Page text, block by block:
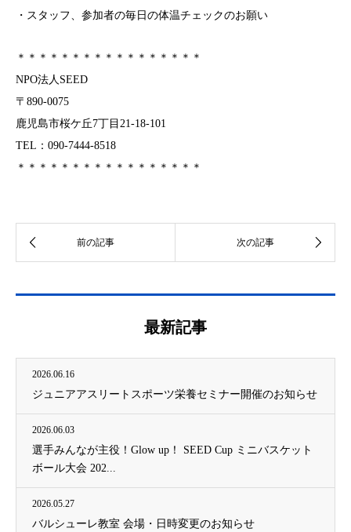
・スタッフ、参加者の毎日の体温チェックのお願い
＊＊＊＊＊＊＊＊＊＊＊＊＊＊＊＊＊
NPO法人SEED
〒890-0075
鹿児島市桜ケ丘7丁目21‐18‐101
TEL：090‐7444‐8518
＊＊＊＊＊＊＊＊＊＊＊＊＊＊＊＊＊
最新記事
2026.06.16
ジュニアアスリートスポーツ栄養セミナー開催のお知らせ
2026.06.03
選手みんなが主役！Glow up！ SEED Cup ミニバスケット
ボール大会 202...
2026.05.27
バルシューレ教室 会場・日時変更のお知らせ